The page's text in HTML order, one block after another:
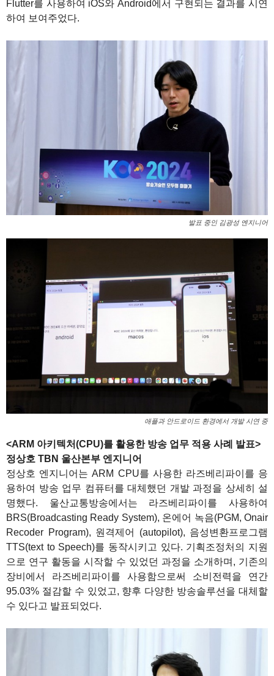
Flutter를 사용하여 iOS와 Android에서 구현되는 결과를 시연
하여 보여주었다.
발표 중인 김광성 엔지니어
애플과 안드로이드 환경에서 개발 시연 중
<ARM 아키텍처(CPU)를 활용한 방송 업무 적용 사례 발표>
정상호 TBN 울산본부 엔지니어
정상호 엔지니어는 ARM CPU를 사용한 라즈베리파이를 응
용하여 방송 업무 컴퓨터를 대체했던 개발 과정을 상세히 설
명했다. 울산교통방송에서는 라즈베리파이를 사용하여
BRS(Broadcasting Ready System), 온에어 녹음(PGM, Onair
Recoder Program), 원격제어 (autopilot), 음성변환프로그램
TTS(text to Speech)를 동작시키고 있다. 기획조정처의 지원
으로 연구 활동을 시작할 수 있었던 과정을 소개하며, 기존의
장비에서 라즈베리파이를 사용함으로써 소비전력을 연간
95.03% 절감할 수 있었고, 향후 다양한 방송솔루션을 대체할
수 있다고 발표되었다.